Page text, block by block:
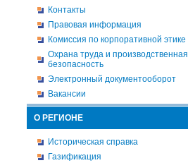
Контакты
Правовая информация
Комиссия по корпоративной этике
Охрана труда и производственная
безопасность
Электронный документооборот
Вакансии
О РЕГИОНЕ
Историческая справка
Газификация